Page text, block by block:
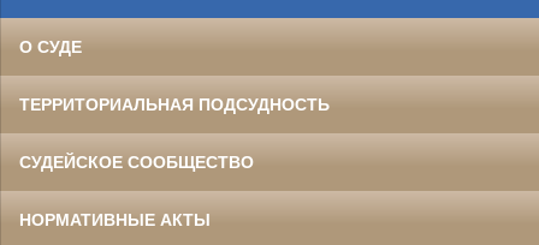
О СУДЕ
ТЕРРИТОРИАЛЬНАЯ ПОДСУДНОСТЬ
СУДЕЙСКОЕ СООБЩЕСТВО
НОРМАТИВНЫЕ АКТЫ